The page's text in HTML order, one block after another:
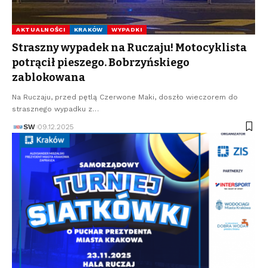
AKTUALNOŚCI KRAKÓW WYPADKI
Straszny wypadek na Ruczaju! Motocyklista
potrącił pieszego. Bobrzyńskiego
zablokowana
Na Ruczaju, przed pętlą Czerwone Maki, doszło wieczorem do
strasznego wypadku z…
SW 09.12.2025